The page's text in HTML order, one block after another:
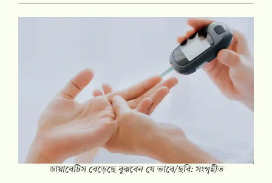
ডায়াবেটিস বেড়েছে বুঝবেন যে ভাবে/ছবি: সংগৃহীত